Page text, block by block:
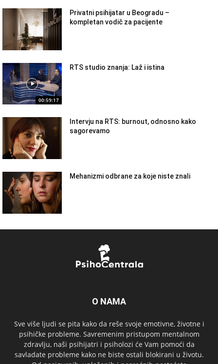
Privatni psihijatar u Beogradu –
kompletan vodič za pacijente
00:59:17
RTS studio znanja: Laž i istina
Intervju na RTS: burnout, odnosno kako
sagorevamo
Mehanizmi odbrane za koje niste znali
O NAMA
Sve više ljudi se pita kako da reše svoje emotivne, životne i
psihičke probleme. Savremenim pristupom mentalnom
zdravlju, naši psihijatri i psiholozi će Vam pomoći da
savladate probleme kako ne biste ostali blokirani u životu.